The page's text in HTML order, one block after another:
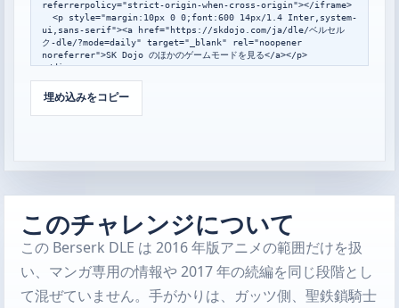
referrerpolicy="strict-origin-when-cross-origin"></iframe>
ui,sans-serif"><a href="https://skdojo.com/ja/dle/ベルセル
ク-dle/?mode=daily" target="_blank" rel="noopener
noreferrer">SK Dojo のほかのゲームモードを見る</a></p>
</div>
<script>
window.addEventListener("message",function(event){
  var data=event.data;
  if(!data||data.type!=="skdojo-embed-
eight)||760))+"px";
    }
  });
});
</script>
埋め込みをコピー
このチャレンジについて
この Berserk DLE は 2016 年版アニメの範囲だけを扱
い、マンガ専用の情報や 2017 年の続編を同じ段階とし
て混ぜていません。手がかりは、ガッツ側、聖鉄鎖騎士